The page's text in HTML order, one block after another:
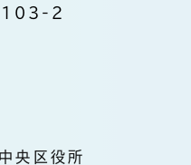
103-2
中央区役所